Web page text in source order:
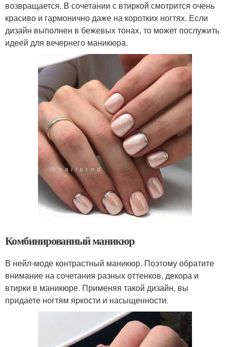
возвращается. В сочетании с втиркой смотрится очень
красиво и гармонично даже на коротких ногтях. Если
дизайн выполнен в бежевых тонах, то может послужить
идеей для вечернего маникюра.
Комбинированный маникюр
В нейл-моде контрастный маникюр. Поэтому обратите
внимание на сочетания разных оттенков, декора и
втирки в маникюре. Применяя такой дизайн, вы
придаете ногтям яркости и насыщенности.